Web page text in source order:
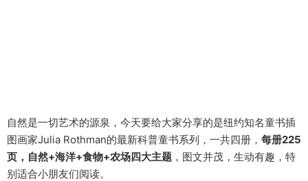
自然是一切艺术的源泉，今天要给大家分享的是纽约知名童书插
图画家Julia Rothman的最新科普童书系列，一共四册， 每册225
页，自然+海洋+食物+农场四大主题 ，图文并茂，生动有趣，特
别适合小朋友们阅读。